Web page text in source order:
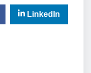
LinkedIn